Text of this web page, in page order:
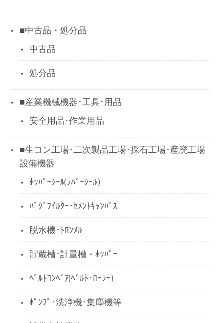
■中古品・処分品
中古品
処分品
■産業機械機器･工具･用品
安全用品･作業用品
■生コン工場･二次製品工場･採石工場･産廃工場
設備機器
ﾎｯﾊﾟｰｼｰﾙ(ﾗﾊﾞｰｼｰﾙ)
ﾊﾞｸﾞﾌｲﾙﾀｰ･ｾﾒﾝﾄｷｬﾝﾊﾞｽ
脱水機･ﾄﾛﾝﾒﾙ
貯蔵槽･計量槽・ﾎｯﾊﾟｰ
ﾍﾞﾙﾄｺﾝﾍﾞｱ(ﾍﾞﾙﾄ･ﾛｰﾗｰ)
ﾎﾟﾝﾌﾟ･洗浄機･集塵機等